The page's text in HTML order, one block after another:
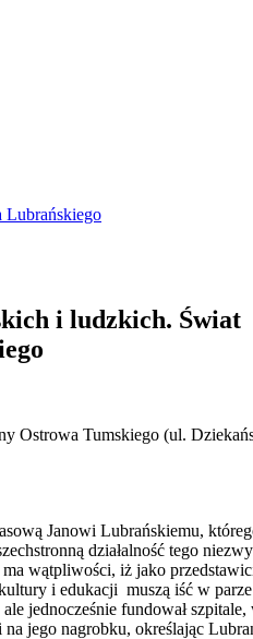
Lubrańskiego
i ludzkich. Świat
Ostrowa Tumskiego (ul.
Janowi Lubrańskiemu,
działalność tego
ma wątpliwości, iż jako
i edukacji muszą iść w parze
jednocześnie fundował
na jego nagrobku, określając